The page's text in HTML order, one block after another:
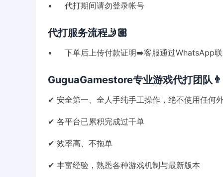
• 代打期间请勿登录帐号
代打服务流程🤳🏼
• 下单后上传付款证明➡️客服通过WhatsApp
GuguaGamestore专业游戏代打团队
✔ 安全第一、全人手纯手工操作，绝不使用任何
✔ 各平台已累积完成过千单
✔ 效率高、不拖单
✔ 丰富经验，熟悉各种游戏机制与最新版本